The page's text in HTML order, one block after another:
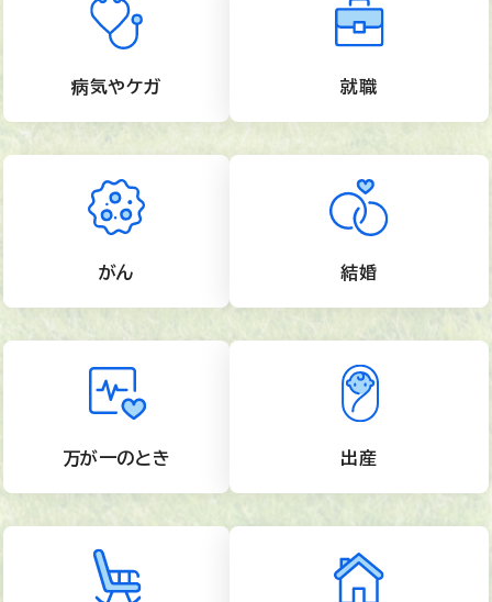
病気やケガ
がん
万が一のとき
就職
結婚
出産